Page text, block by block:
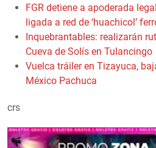
FGR detiene a apoderada
ligada a red de ‘huachicol’
Inquebrantables: realizarán
Cueva de Solís en Tulancingo
Vuelca tráiler en Tizayuca,
México Pachuca
crs